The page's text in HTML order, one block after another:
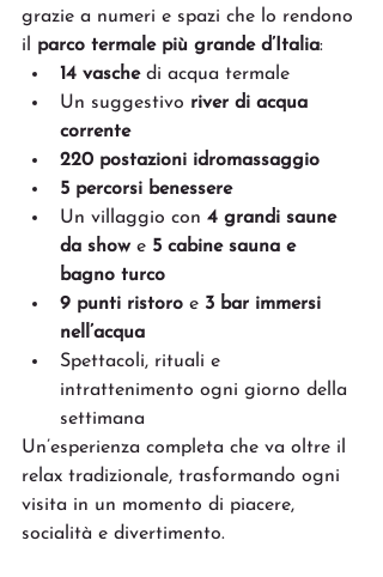
grazie a numeri e spazi che lo rendono
il parco termale più grande d’Italia:
14 vasche di acqua termale
Un suggestivo river di acqua
corrente
220 postazioni idromassaggio
5 percorsi benessere
Un villaggio con 4 grandi saune
da show e 5 cabine sauna e
bagno turco
9 punti ristoro e 3 bar immersi
nell’acqua
Spettacoli, rituali e
intrattenimento ogni giorno della
settimana
Un’esperienza completa che va oltre il
relax tradizionale, trasformando ogni
visita in un momento di piacere,
socialità e divertimento.